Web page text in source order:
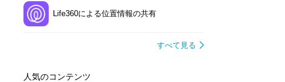
Life360による位置情報の共有
すべて見る
人気のコンテンツ